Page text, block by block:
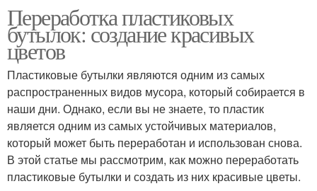
Переработка пластиковых
бутылок: создание красивых
цветов
Пластиковые бутылки являются одним из самых
распространенных видов мусора, который собирается в
наши дни. Однако, если вы не знаете, то пластик
является одним из самых устойчивых материалов,
который может быть переработан и использован снова.
В этой статье мы рассмотрим, как можно переработать
пластиковые бутылки и создать из них красивые цветы.